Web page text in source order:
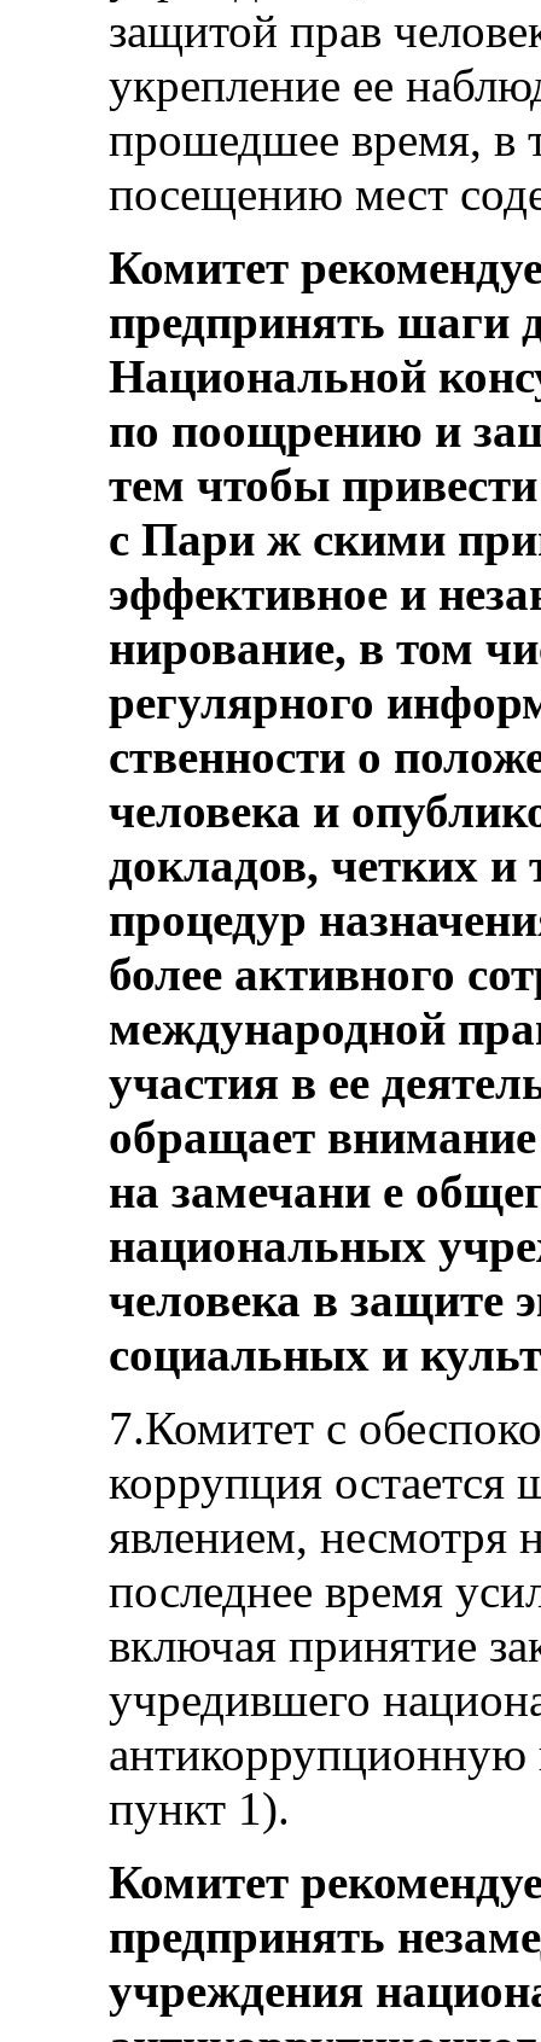
защитой прав
укрепление ее
прошедшее время, в
посещению мест
Комитет
предпринять шаги
Национальной
по поощрению и
тем чтобы привести
с Пари ж скими
эффективное и
нирование, в том
регулярного
ственности о
человека и
докладов, четких и
процедур
более активного
международной
участия в ее
обращает внимание
на замечани е
национальных
человека в защите
социальных и
7.Комитет с
коррупция
явлением, несмотря
последнее время
включая принятие
учредившего
антикоррупционную
пункт 1).
Комитет
предпринять
учреждения